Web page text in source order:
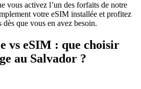
vous activez l’un des forfaits de notre
votre eSIM installée et profitez
dès que vous en avez besoin.
vs eSIM : que choisir
au Salvador ?